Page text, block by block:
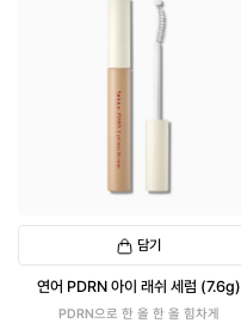
담기
연어 PDRN 아이 래쉬 세럼 (7.6g)
PDRN으로 한 올 한 올 힘차게